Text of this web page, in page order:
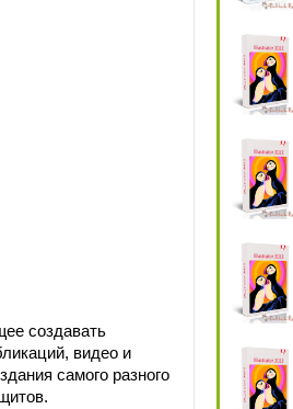
создавать
видео и
самого разного